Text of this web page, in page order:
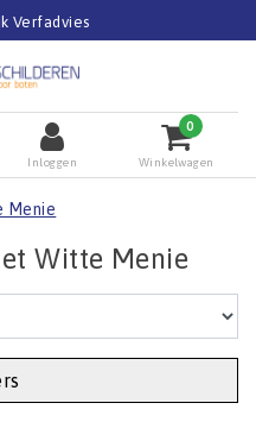
Verfadvies
Inloggen
0
Winkelwagen
Menie
Witte Menie